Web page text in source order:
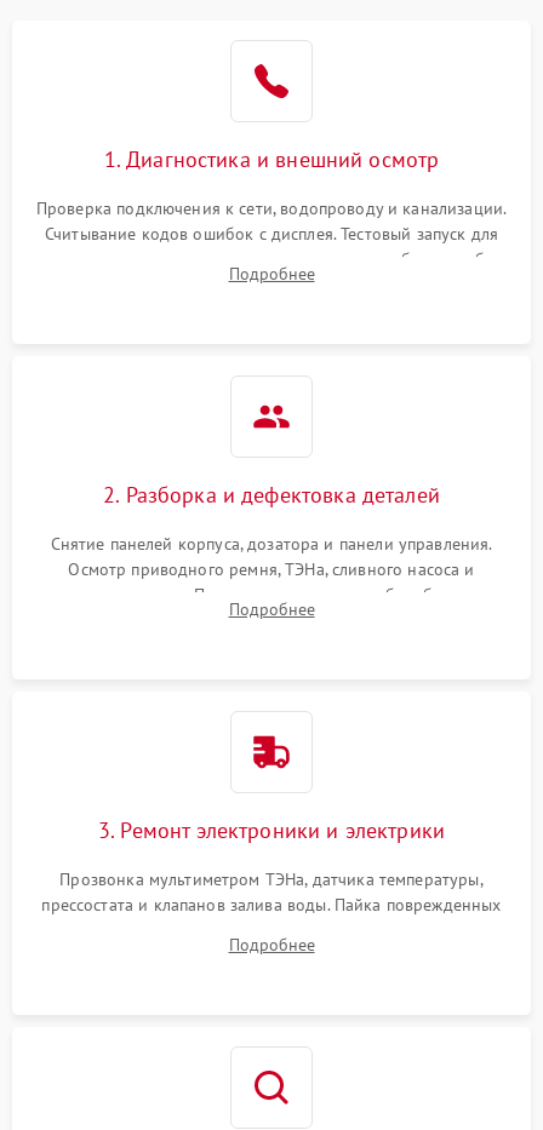
1. Диагностика и внешний осмотр
Проверка подключения к сети, водопроводу и канализации.
Считывание кодов ошибок с дисплея. Тестовый запуск для
выявления посторонних шумов, протечек или сбоев в работе
электронного модуля управления.
Подробнее
2. Разборка и дефектовка деталей
Снятие панелей корпуса, дозатора и панели управления.
Осмотр приводного ремня, ТЭНа, сливного насоса и
амортизаторов. Проверка подшипников барабана и
крестовины на износ, а манжеты люка на разрывы.
Подробнее
3. Ремонт электроники и электрики
Прозвонка мультиметром ТЭНа, датчика температуры,
прессостата и клапанов залива воды. Пайка поврежденных
Восстановление целостности проводки и контактов.
Подробнее